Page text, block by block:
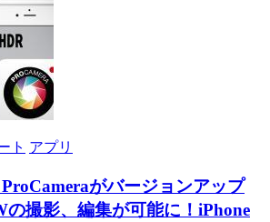
ト アプリ
がバージョンアップ
の撮影、編集が可能に！iPhone